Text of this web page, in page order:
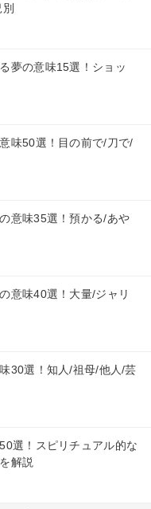
別
夢の意味15選！ショッ
味50選！目の前で/刀で/
意味35選！預かる/あや
意味40選！大量/ジャリ
30選！知人/祖母/他人/芸
選！スピリチュアル的な
解説